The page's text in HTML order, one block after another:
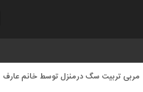
مربی تربیت سگ درمنزل توسط خانم عارف